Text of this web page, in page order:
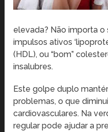
elevada? Não importa o
impulsos ativos
(HDL), ou “bom”
insalubres.
Este golpe duplo
problemas, o que
cardiovasculares. Na
regular pode ajudar a